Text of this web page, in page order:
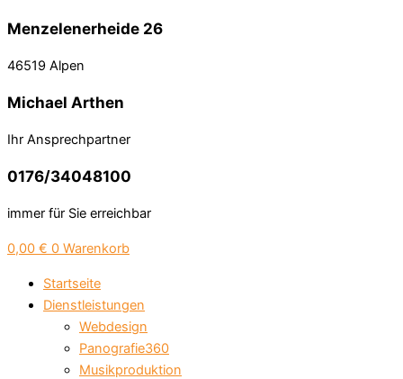
Menzelenerheide 26
46519 Alpen
Michael Arthen
Ihr Ansprechpartner
0176/34048100
immer für Sie erreichbar
0,00 € 0 Warenkorb
Startseite
Dienstleistungen
Webdesign
Panografie360
Musikproduktion